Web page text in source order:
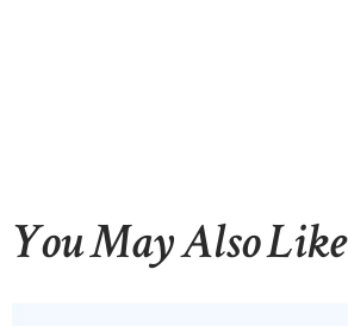
You May Also Like